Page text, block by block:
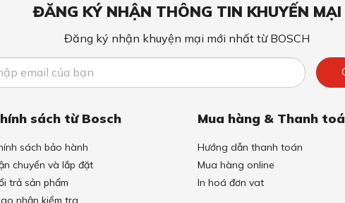
ĐĂNG KÝ NHẬN THÔNG TIN KHUYẾN MẠI
Đăng ký nhận khuyện mại mới nhất từ BOSCH
sách từ Bosch
sách bảo hành
chuyển và lắp đặt
trả sản phẩm
nhận kiểm tra
Mua hàng & Thanh
Hướng dẫn thanh toán
Mua hàng online
In hoá đơn vat